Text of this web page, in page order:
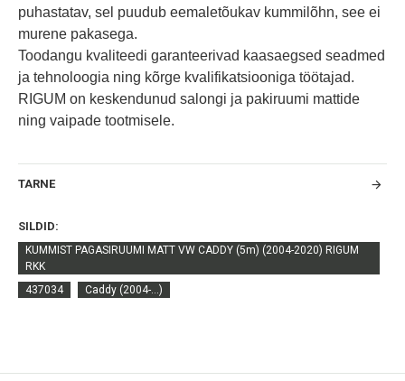
puhastatav, sel puudub eemaletõukav kummilõhn, see ei
murene pakasega.
Toodangu kvaliteedi garanteerivad kaasaegsed seadmed
ja tehnoloogia ning kõrge kvalifikatsiooniga töötajad.
RIGUM on keskendunud salongi ja pakiruumi mattide
ning vaipade tootmisele.
TARNE
SILDID:
KUMMIST PAGASIRUUMI MATT VW CADDY (5m) (2004-2020) RIGUM
RKK
437034
Caddy (2004-...)